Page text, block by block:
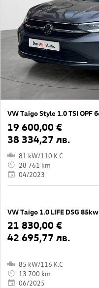
19 600,00 €
38 334,27 лв.
81 kW/110 K.C
28 761 km
04/2023
VW Taigo 1.0 LIFE DSG 85kw
21 830,00 €
42 695,77 лв.
85 kW/116 K.C
13 700 km
06/2025